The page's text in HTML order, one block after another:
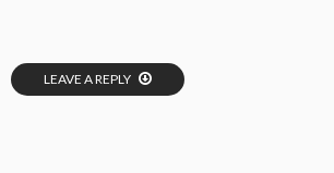
LEAVE A REPLY